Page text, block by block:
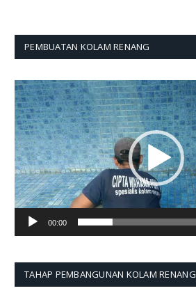
PEMBUATAN KOLAM RENANG
Pemutar
Video
00:00
TAHAP PEMBANGUNAN KOLAM RENANG